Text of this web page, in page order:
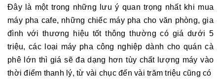
Đây là một trong những lưu ý quan trọng nhất khi mua
máy pha cafe, những chiếc máy pha cho văn phòng, gia
đình với thương hiệu tốt thông thường có giá dưới 5
triệu, các loại máy pha công nghiệp dành cho quán cà
phê lớn thì giá sẽ đa dạng hơn tùy chất lượng máy vào
thời điểm thanh lý, từ vài chục đến vài trăm triệu cũng có